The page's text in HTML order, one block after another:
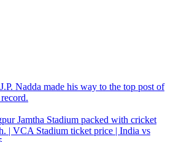
Nadda made his way to the top post of